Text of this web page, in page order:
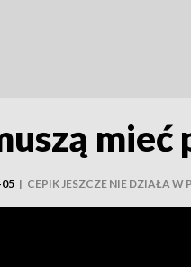
| CEPIK JESZCZE NIE DZIAŁA W